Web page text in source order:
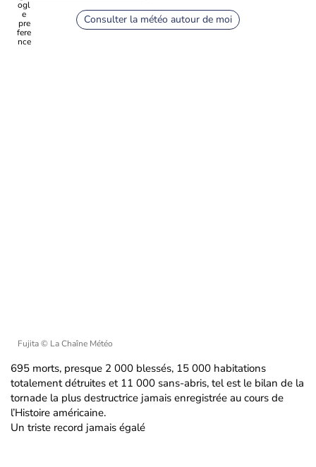
Consulter la météo autour de moi
Fujita© La Chaîne Météo
695 morts, presque 2 000 blessés, 15 000 habitations
totalement détruites et 11 000 sans-abris, tel est le bilan de la
tornade la plus destructrice jamais enregistrée au cours de
l’Histoire américaine.
Un triste record jamais égalé